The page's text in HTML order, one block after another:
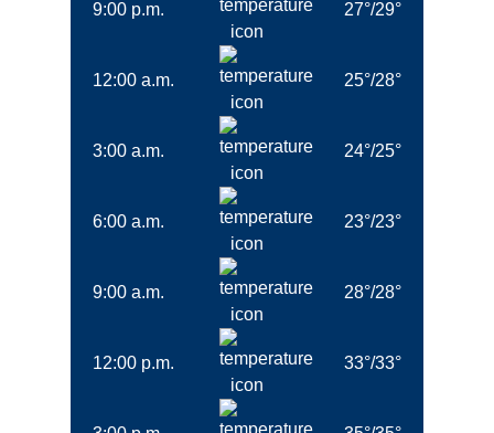
9:00 p.m. 27°/29°
12:00 a.m. 25°/28°
3:00 a.m. 24°/25°
6:00 a.m. 23°/23°
9:00 a.m. 28°/28°
12:00 p.m. 33°/33°